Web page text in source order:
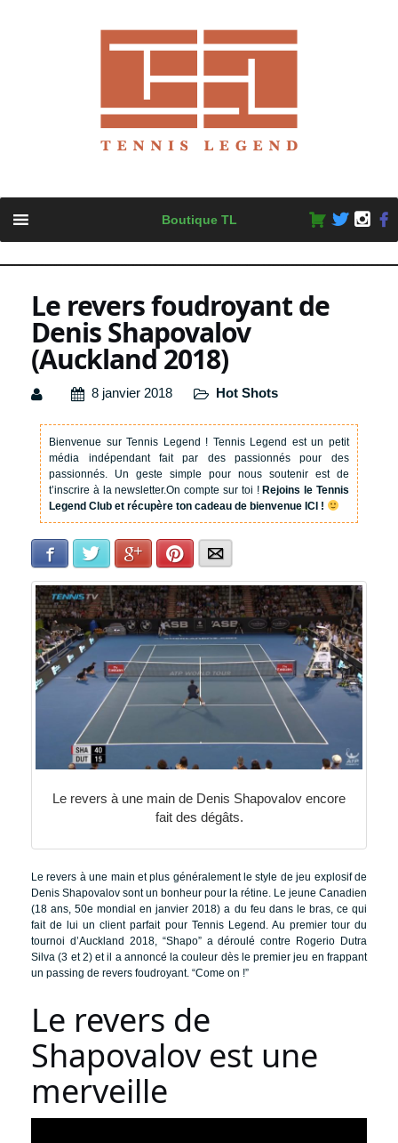
content
Boutique TL
Le revers foudroyant de
Denis Shapovalov
(Auckland 2018)
8 janvier 2018 Hot Shots
Bienvenue sur Tennis Legend ! Tennis Legend est un petit
média indépendant fait par des passionnés pour des
passionnés. Un geste simple pour nous soutenir est de
t’inscrire à la newsletter.On compte sur toi !Rejoins le Tennis
Legend Club et récupère ton cadeau de bienvenue ICI !
Facebook Twitter Google+Pinterest
Le revers à une main de Denis Shapovalov encore
fait des dégâts.
Le revers à une main et plus généralement le style de jeu explosif de
Denis Shapovalov sont un bonheur pour la rétine. Le jeune Canadien
(18 ans, 50e mondial en janvier 2018) a du feu dans le bras, ce qui
fait de lui un client parfait pour Tennis Legend. Au premier tour du
tournoi d’Auckland 2018, “Shapo” a déroulé contre Rogerio Dutra
Silva (3 et 2) et il a annoncé la couleur dès le premier jeu en frappant
un passing de revers foudroyant. “Come on !”
Le revers de
Shapovalov est une
merveille